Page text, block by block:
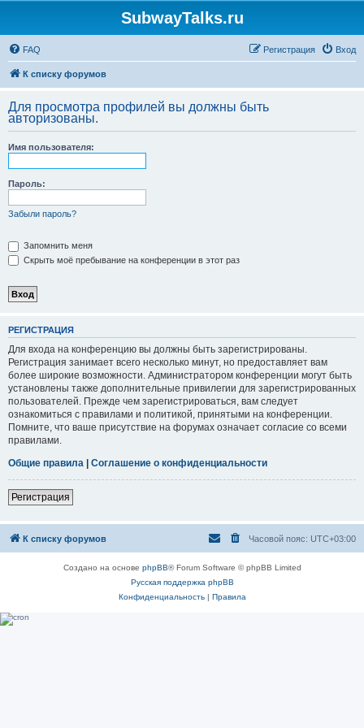
SubwayTalks.ru
FAQ Вход
Регистрация
К списку форумов
Для просмотра профилей вы должны быть
авторизованы.
Имя пользователя:
Пароль:
Забыли пароль?
Запомнить меня
Скрыть моё пребывание на конференции в этот раз
РЕГИСТРАЦИЯ
Для входа на конференцию вы должны быть зарегистрированы.
Регистрация занимает всего несколько минут, но предоставляет вам
более широкие возможности. Администратором конференции могут быть
установлены также дополнительные привилегии для зарегистрированных
пользователей. Прежде чем зарегистрироваться, вам следует
ознакомиться с правилами и политикой, принятыми на конференции.
Помните, что ваше присутствие на форумах означает согласие со всеми
правилами.
Общие правила | Соглашение о конфиденциальности
Регистрация
К списку форумов Часовой пояс: UTC+03:00
Создано на основе phpBB® Forum Software © phpBB Limited
Русская поддержка phpBB
Конфиденциальность| Правила